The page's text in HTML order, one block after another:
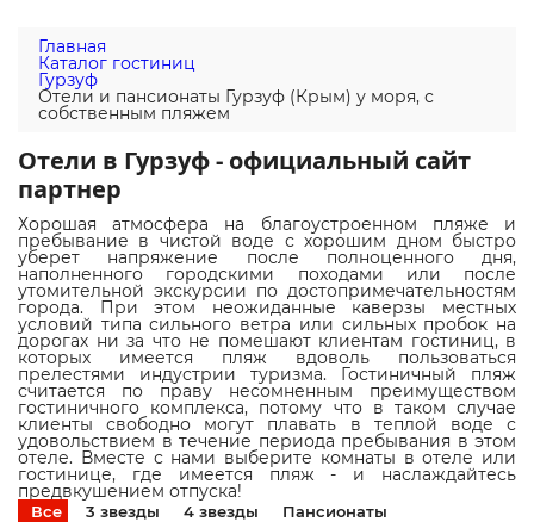
Главная
Каталог гостиниц
Гурзуф
Отели и пансионаты Гурзуф (Крым) у моря, с
собственным пляжем
Отели в Гурзуф - официальный сайт
партнер
Хорошая атмосфера на благоустроенном пляже и
пребывание в чистой воде с хорошим дном быстро
уберет напряжение после полноценного дня,
наполненного городскими походами или после
утомительной экскурсии по достопримечательностям
города. При этом неожиданные каверзы местных
условий типа сильного ветра или сильных пробок на
дорогах ни за что не помешают клиентам гостиниц, в
которых имеется пляж вдоволь пользоваться
прелестями индустрии туризма. Гостиничный пляж
считается по праву несомненным преимуществом
гостиничного комплекса, потому что в таком случае
клиенты свободно могут плавать в теплой воде с
удовольствием в течение периода пребывания в этом
отеле. Вместе с нами выберите комнаты в отеле или
гостинице, где имеется пляж - и наслаждайтесь
предвкушением отпуска!
Все 3 звезды 4 звезды Пансионаты